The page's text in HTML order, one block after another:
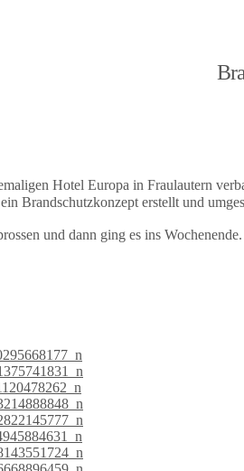
Hotel Europa in Fraulautern
Brandschutzkonzept erstellt und
und dann ging es ins Wochenende.